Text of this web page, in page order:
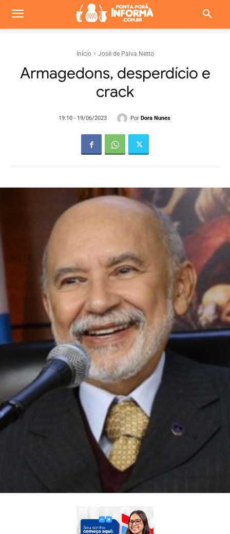
Início José de Paiva Netto
Armagedons, desperdício e
crack
19:10 - 19/06/2023 Por Dora Nunes